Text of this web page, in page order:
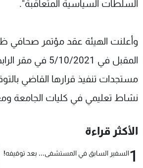
السلطات السياسية المتعاقبة".
وأعلنت الهيئة عقد مؤتمر صحافي
المقبل في 5/10/
مستجدات تنفيذ قرارها القاضي
نشاط تعليمي في كليات الجامعة
الأكثر قراءة
1السفير السابق في المستشفى... بعد توقيفه!